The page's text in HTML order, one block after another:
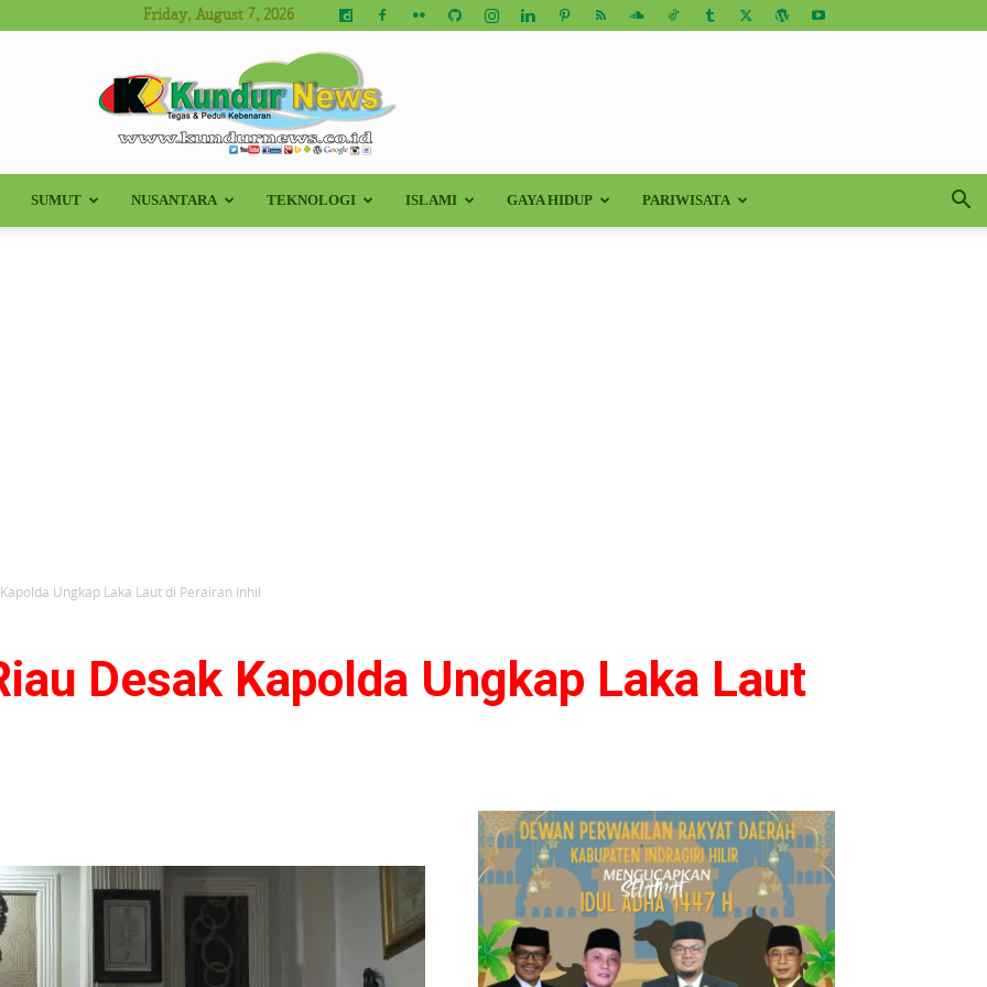
Friday, August 7, 2026
Kundur
SUMUT NUSANTARA TEKNOLOGI ISLAMI GAYA HIDUP PARIWISATA
Ungkap Laka Laut di Perairan Inhil
Desak Kapolda Ungkap Laka Laut